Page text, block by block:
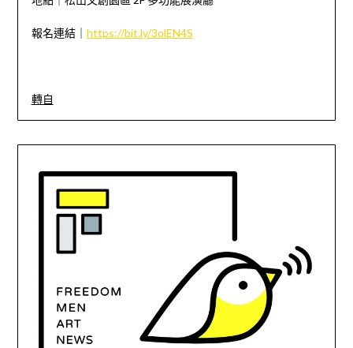
報名連結｜ https://bit.ly/3olEN4S
轉自